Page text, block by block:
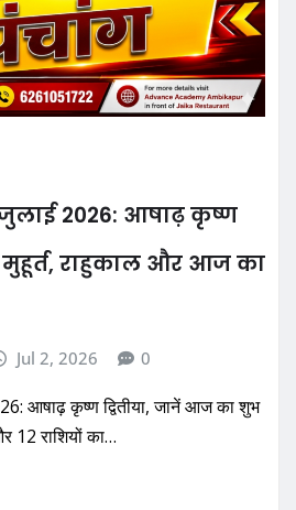
2026: आषाढ़ कृष्ण
मुहूर्त, राहुकाल और आज का
Jul 2, 2026 0
आषाढ़ कृष्ण द्वितीया, जानें आज का शुभ
12 राशियों का…